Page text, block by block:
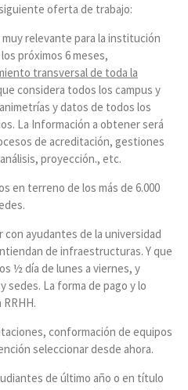
oferta de trabajo:
relevante para la institución
próximos 6 meses,
transversal de toda la
considera todos los campus y
y datos de todos los
La Información a obtener será
de acreditación, gestiones
proyección., etc.
en terreno de los más de 6.000
ayudantes de la universidad
de infraestructuras. Y que
½ día de lunes a viernes, y
sedes. La forma de pago y lo
conformación de equipos
seleccionar desde ahora.
de último año o en título